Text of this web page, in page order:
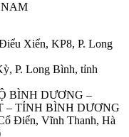
Xiển, KP8, P. Long
P. Long Bình, tỉnh
BÌNH DƯƠNG –
– TỈNH BÌNH DƯƠNG
Điển, Vĩnh Thanh, Hà